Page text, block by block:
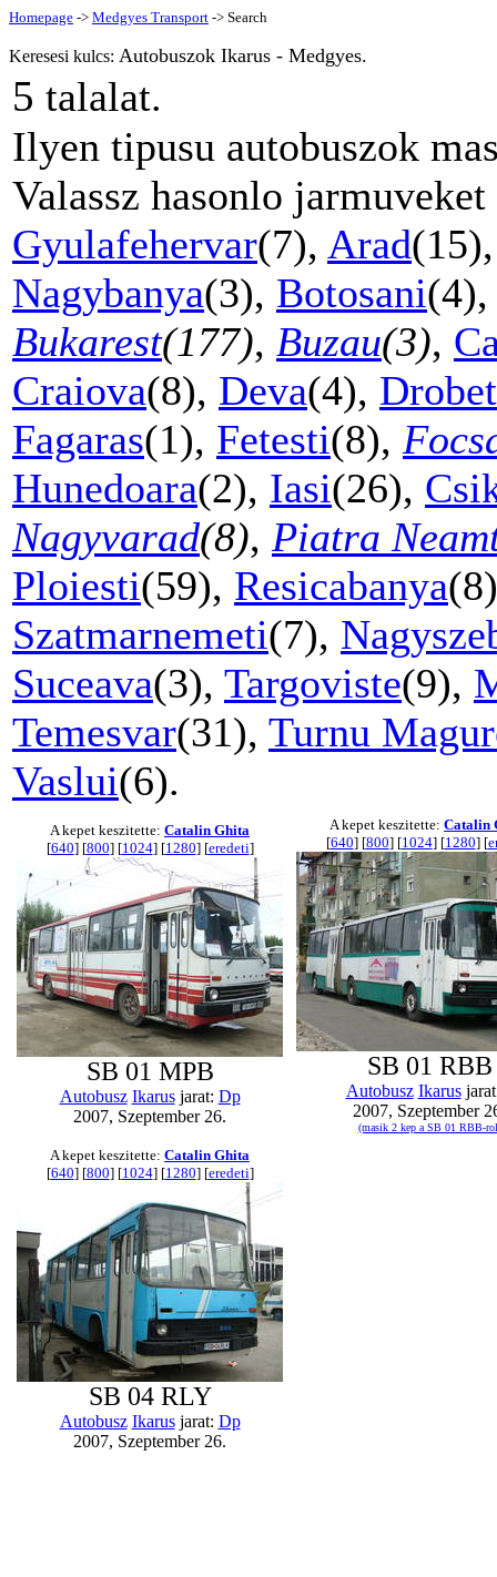
Homepage -> Medgyes Transport -> Search
Keresesi kulcs: Autobuszok Ikarus - Medgyes.
5 talalat.
Ilyen tipusu autobuszok
Valassz hasonlo
Gyulafehervar(7), Arad
Nagybanya(3), Botosani
Bukarest(177), Buzau(3),
Craiova(8), Deva(4),
Fagaras(1), Fetesti(8),
Hunedoara(2), Iasi(26),
Nagyvarad(8), Piatra
Ploiesti(59), Resicabanya
Szatmarnemeti(7),
Suceava(3), Targoviste(9),
Temesvar(31), Turnu
Vaslui(6).
A kepet keszitette: Catalin Ghita
[640] [800] [1024] [1280] [eredeti]
SB 01 MPB
Autobusz Ikarusjarat: Dp
2007, Szeptember 26.
A kepet keszitette: Catalin
[640] [800] [1024] [1280] [
SB 01 RBB
Autobusz Ikarus
2007, Szeptember
(masik 2 kep a SB 01 RBB-
A kepet keszitette: Catalin Ghita
[640] [800] [1024] [1280] [eredeti]
SB 04 RLY
Autobusz Ikarusjarat: Dp
2007, Szeptember 26.